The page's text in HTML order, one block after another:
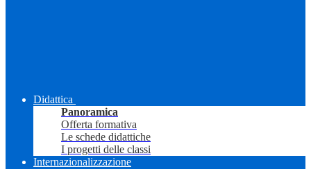
Didattica
Panoramica
Offerta formativa
Le schede didattiche
I progetti delle classi
Internazionalizzazione